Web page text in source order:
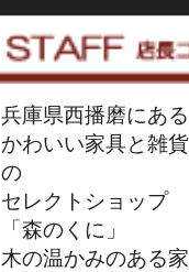
兵庫県西播磨にある
かわいい家具と雑貨
の
セレクトショップ
「森のくに」
木の温かみのある